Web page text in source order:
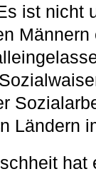
ist nicht
Ländern
hat